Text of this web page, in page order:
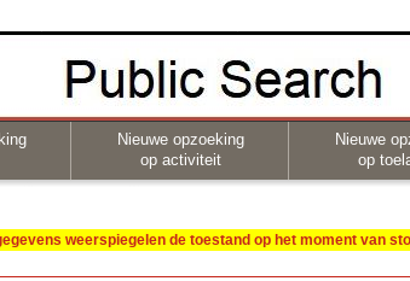
Nieuwe opzoeking
op activiteit
Nieuwe
op
weerspiegelen de toestand op het moment van